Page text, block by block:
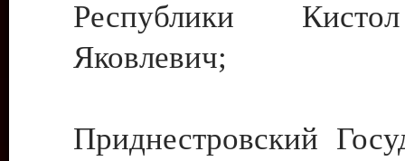
Республики
Яковлевич;
Приднестровский